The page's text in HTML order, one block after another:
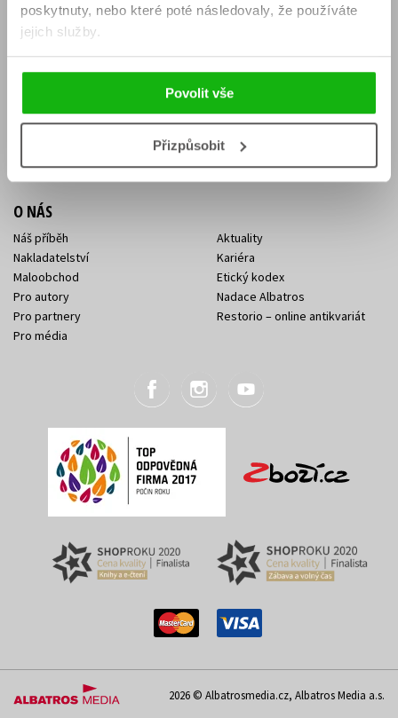
poskytnuty, nebo které poté následovaly, že používáte
jejich služby.
Povolit vše
Přizpůsobit
Obchodní podmínky
Jak nakoupit
Affiliate program
KONTAKTY
Sídlo společnosti
Kontakty Albatros Media
O NÁS
Náš příběh
Nakladatelství
Maloobchod
Pro autory
Pro partnery
Pro média
Aktuality
Kariéra
Etický kodex
Nadace Albatros
Restorio – online antikvariát
2026 © Albatrosmedia.cz, Albatros Media a.s.